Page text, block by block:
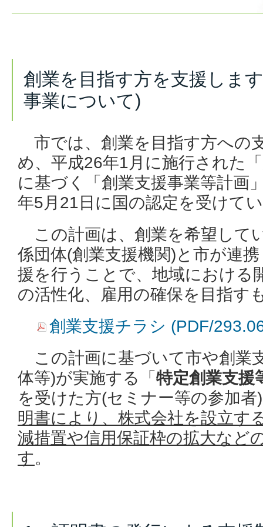
創業を目指す方を支援しま
事業について)
市では、創業を目指す方への
め、平成26年1月に施行された
に基づく「創業支援事業等計画
年5月21日に国の認定を受けて
この計画は、創業を希望して
係団体(創業支援機関)と市が連
援を行うことで、地域における
の活性化、雇用の確保を目指す
創業支援チラシ (PDF/
この計画に基づいて市や創業
体等)が実施する「 特定創業支援
を受けた方(セミナー等の参加者
明書により、株式会社を設立す
減措置や信用保証枠の拡大など
す。